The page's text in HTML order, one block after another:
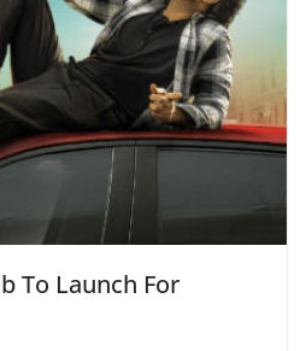
To Launch For